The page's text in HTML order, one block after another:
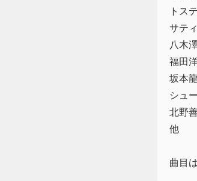
トス
サテ
八木
福田
坂本
シュ
北野
他
曲目